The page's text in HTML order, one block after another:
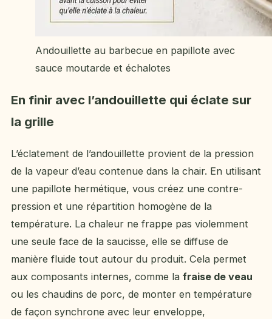
Andouillette au barbecue en papillote avec
sauce moutarde et échalotes
En finir avec l’andouillette qui éclate sur
la grille
L’éclatement de l’andouillette provient de la pression
de la vapeur d’eau contenue dans la chair. En utilisant
une papillote hermétique, vous créez une contre-
pression et une répartition homogène de la
température. La chaleur ne frappe pas violemment
une seule face de la saucisse, elle se diffuse de
manière fluide tout autour du produit. Cela permet
aux composants internes, comme la fraise de veau
ou les chaudins de porc, de monter en température
de façon synchrone avec leur enveloppe,